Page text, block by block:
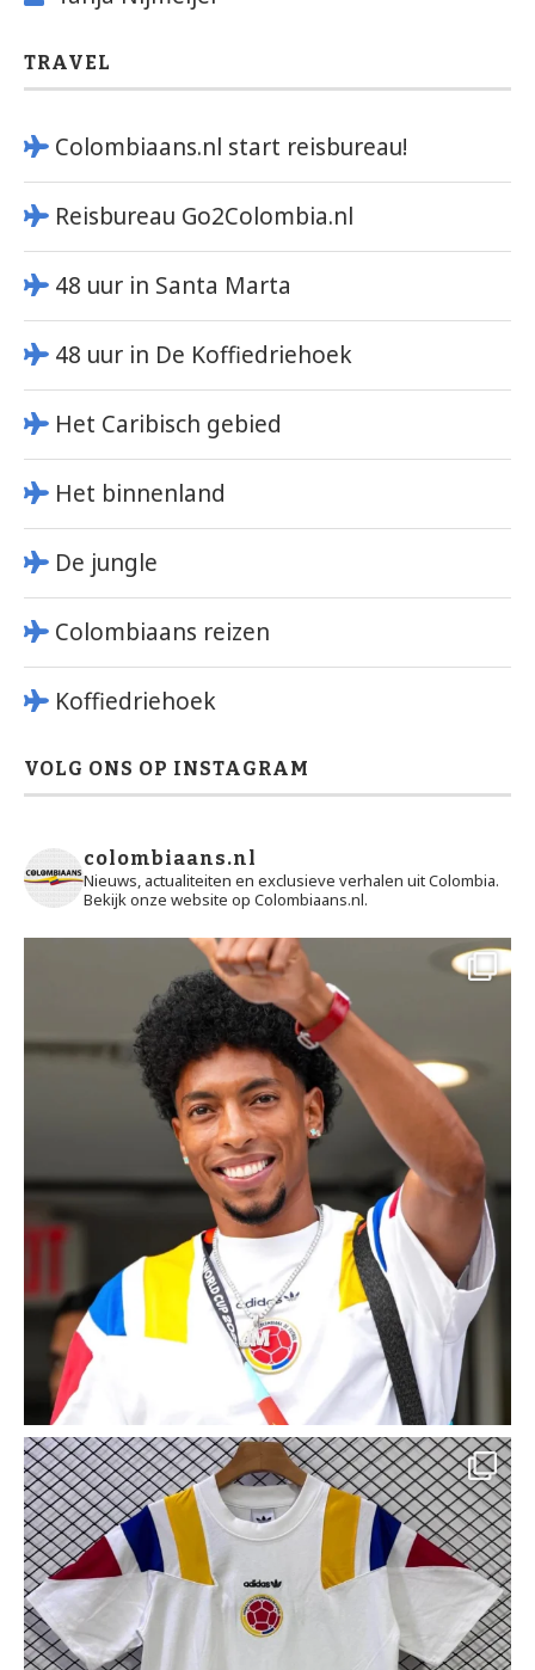
TRAVEL
Colombiaans.nl start reisbureau!
Reisbureau Go2Colombia.nl
48 uur in Santa Marta
48 uur in De Koffiedriehoek
Het Caribisch gebied
Het binnenland
De jungle
Colombiaans reizen
Koffiedriehoek
VOLG ONS OP INSTAGRAM
colombiaans.nl
Nieuws, actualiteiten en exclusieve verhalen uit Colombia.
Bekijk onze website op Colombiaans.nl.